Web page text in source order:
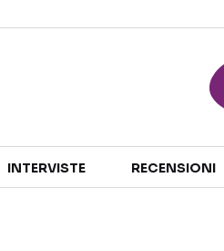
INTERVISTE RECENSIONI